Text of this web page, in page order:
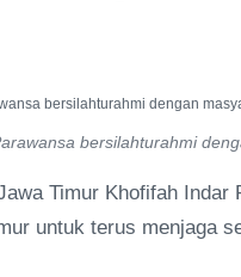
bersilahturahmi
Timur Khofifah
untuk terus menjaga